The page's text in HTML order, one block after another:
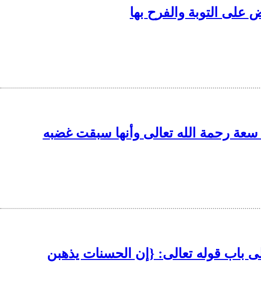
– إلى باب قوله تعالى: {إن الحسنات يذهبن